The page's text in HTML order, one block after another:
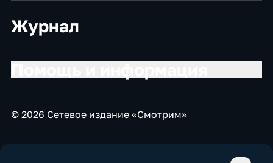
Журнал
© 2026 Сетевое издание «Смотрим»